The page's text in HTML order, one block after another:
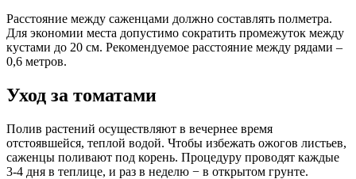
Расстояние между саженцами должно составлять полметра.
Для экономии места допустимо сократить промежуток между
кустами до 20 см. Рекомендуемое расстояние между рядами –
0,6 метров.
Уход за томатами
Полив растений осуществляют в вечернее время
отстоявшейся, теплой водой. Чтобы избежать ожогов листьев,
саженцы поливают под корень. Процедуру проводят каждые
3-4 дня в теплице, и раз в неделю − в открытом грунте.